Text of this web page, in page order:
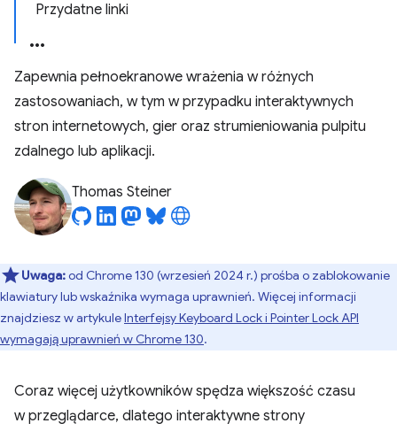
Przydatne linki
Zapewnia pełnoekranowe wrażenia w różnych
zastosowaniach, w tym w przypadku interaktywnych
stron internetowych, gier oraz strumieniowania pulpitu
zdalnego lub aplikacji.
Thomas Steiner
Uwaga:od Chrome 130 (wrzesień 2024 r.) prośba o zablokowanie
klawiatury lub wskaźnika wymaga uprawnień. Więcej informacji
znajdziesz w artykuleInterfejsy Keyboard Lock i Pointer Lock API
wymagają uprawnień w Chrome 130.
Coraz więcej użytkowników spędza większość czasu
w przeglądarce, dlatego interaktywne strony